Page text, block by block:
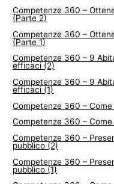
Competenze 360 –
(Parte 2)
Competenze 360 –
(Parte 1)
Competenze 360 – 9
efficaci (2)
Competenze 360 – 9
efficaci (1)
Competenze 360 –
Competenze 360 –
Competenze 360 –
pubblico (2)
Competenze 360 –
pubblico (1)